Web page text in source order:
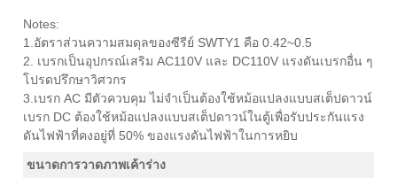
Notes:
1.อัตราส่วนความสมดุลของซีรีย์ SWTY1 คือ 0.42~0.5
2. เบรกเป็นอุปกรณ์เสริม AC110V และ DC110V แรงดันเบรกอื่น ๆ
โปรดปรึกษาวิศวกร
3.เบรก AC มีตัวควบคุม ไม่จำเป็นต้องใช้หม้อแปลงแบบสเต็ปดาวน์
เบรก DC ต้องใช้หม้อแปลงแบบสเต็ปดาวน์ในตู้เพื่อรับประกันแรง
ดันไฟฟ้าที่คงอยู่ที่ 50% ของแรงดันไฟฟ้าในการหยิบ
ขนาดการวาดภาพเค้าร่าง